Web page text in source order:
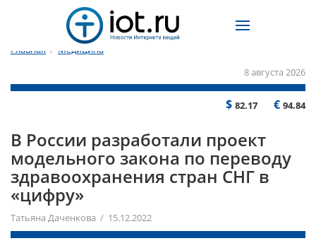
Главная / Медицина
8 августа 2026
$ 82.17 € 94.84
В России разработали проект
модельного закона по переводу
здравоохранения стран СНГ в
«цифру»
Татьяна Даченкова / 15.12.2022